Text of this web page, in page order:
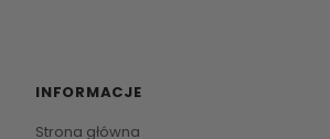
INFORMACJE
Strona główna